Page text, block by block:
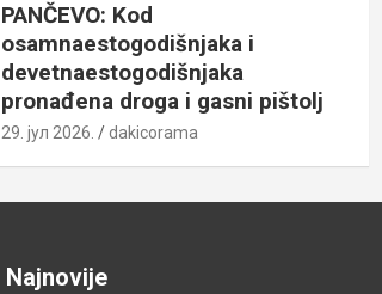
PANČEVO: Kod
osamnaestogodišnjaka i
devetnaestogodišnjaka
pronađena droga i gasni pištolj
29. јул 2026. dakicorama
Najnovije